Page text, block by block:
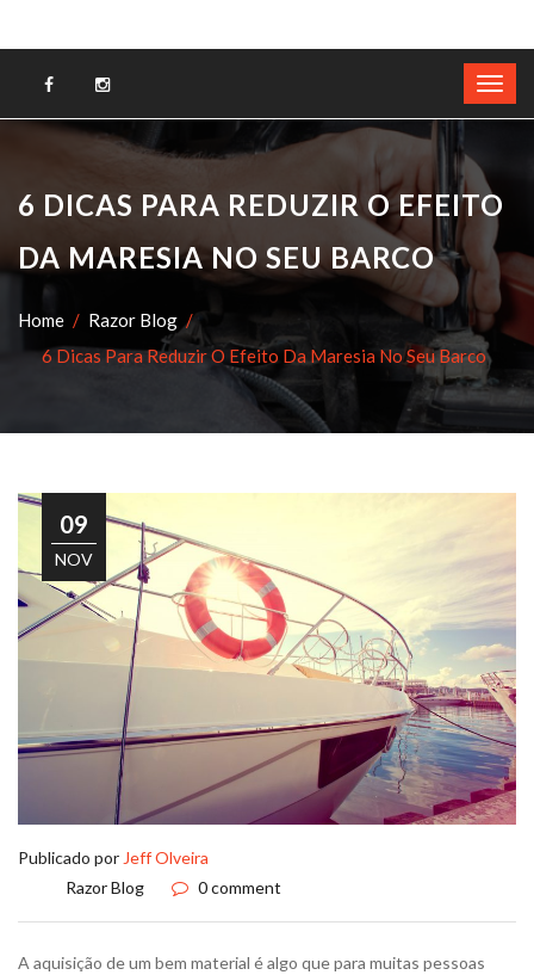
6 DICAS PARA REDUZIR O EFEITO
DA MARESIA NO SEU BARCO
Home
Razor Blog
6 Dicas Para Reduzir O Efeito Da Maresia No Seu Barco
09
NOV
Publicado porJeff Olveira
Razor Blog
0 comment
A aquisição de um bem material é algo que para muitas pessoas